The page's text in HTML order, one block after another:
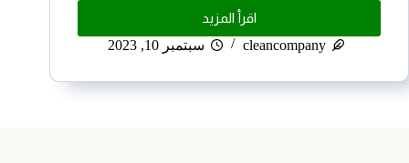
اقرأ المزيد
cleancompany
سبتمبر 10, 2023